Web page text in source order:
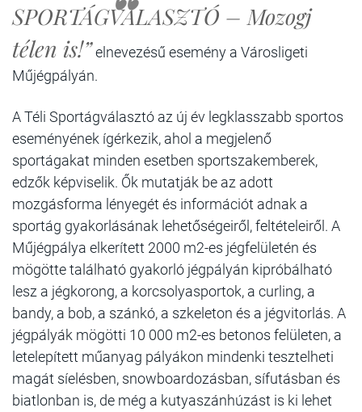
SPORTÁGVÁLASZTÓ – Mozogj
télen is!”elnevezésű esemény a Városligeti
Műjégpályán.
A Téli Sportágválasztó az új év legklasszabb sportos
eseményének ígérkezik, ahol a megjelenő
sportágakat minden esetben sportszakemberek,
edzők képviselik. Ők mutatják be az adott
mozgásforma lényegét és információt adnak a
sportág gyakorlásának lehetőségeiről, feltételeiről. A
Műjégpálya elkerített 2000 m2-es jégfelületén és
mögötte található gyakorló jégpályán kipróbálható
lesz a jégkorong, a korcsolyasportok, a curling, a
bandy, a bob, a szánkó, a szkeleton és a jégvitorlás. A
jégpályák mögötti 10 000 m2-es betonos felületen, a
letelepített műanyag pályákon mindenki tesztelheti
magát síelésben, snowboardozásban, sífutásban és
biatlonban is, de még a kutyaszánhúzást is ki lehet